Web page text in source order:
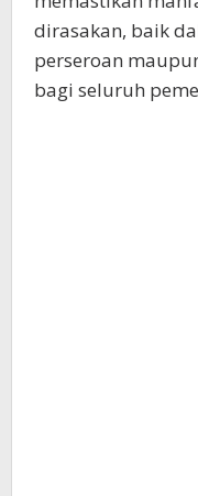
dirasakan, baik
perseroan
bagi seluruh